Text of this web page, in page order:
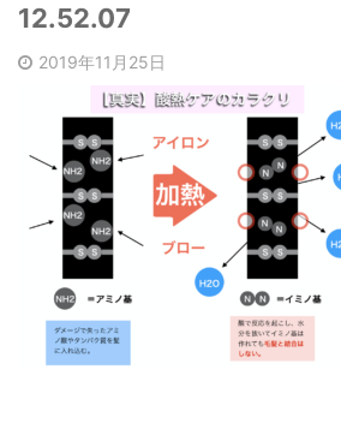
12.52.07
2019年11月25日